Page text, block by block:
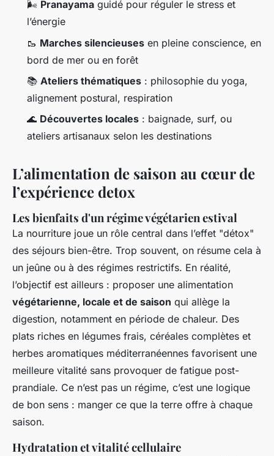
🌬️ Pranayama guidé pour réguler le stress et
l’énergie
🥾 Marches silencieuses en pleine conscience, en
bord de mer ou en forêt
📚 Ateliers thématiques : philosophie du yoga,
alignement postural, respiration
🌊 Découvertes locales : baignade, surf, ou
ateliers artisanaux selon les destinations
L’alimentation de saison au cœur de
l’expérience detox
Les bienfaits d'un régime végétarien estival
La nourriture joue un rôle central dans l’effet "détox"
des séjours bien-être. Trop souvent, on résume cela à
un jeûne ou à des régimes restrictifs. En réalité,
l’objectif est ailleurs : proposer une alimentation
végétarienne, locale et de saison qui allège la
digestion, notamment en période de chaleur. Des
plats riches en légumes frais, céréales complètes et
herbes aromatiques méditerranéennes favorisent une
meilleure vitalité sans provoquer de fatigue post-
prandiale. Ce n’est pas un régime, c’est une logique
de bon sens : manger ce que la terre offre à chaque
saison.
Hydratation et vitalité cellulaire